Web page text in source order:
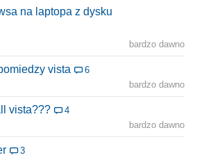
na laptopa z dysku
bardzo dawno
vista
6
bardzo dawno
vista???
4
bardzo dawno
3